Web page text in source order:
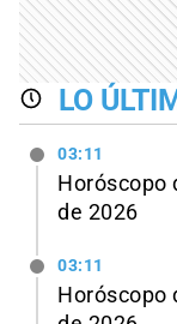
LO
03:11
Horóscopo
de 2026
03:11
Horóscopo